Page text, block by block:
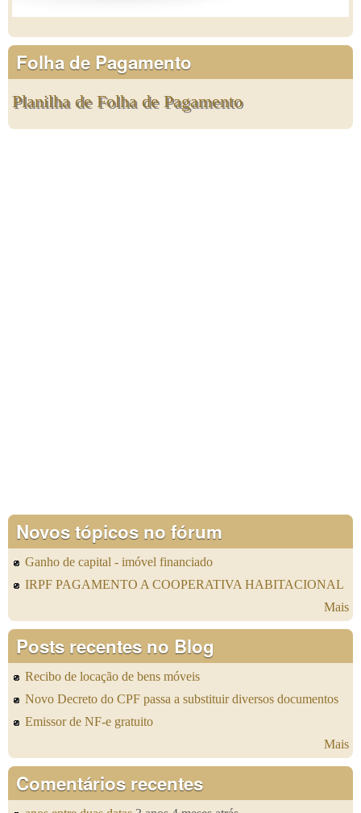
Folha de Pagamento
Planilha de Folha de Pagamento
Novos tópicos no fórum
Ganho de capital - imóvel financiado
IRPF PAGAMENTO A COOPERATIVA HABITACIONAL
Mais
Posts recentes no Blog
Recibo de locação de bens móveis
Novo Decreto do CPF passa a substituir diversos documentos
Emissor de NF-e gratuito
Mais
Comentários recentes